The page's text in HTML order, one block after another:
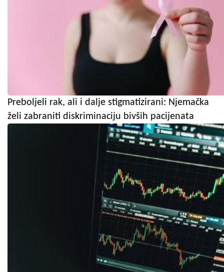
Preboljeli rak, ali i dalje stigmatizirani: Njemačka
želi zabraniti diskriminaciju bivših pacijenata